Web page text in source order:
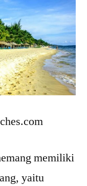
memiliki
yaitu